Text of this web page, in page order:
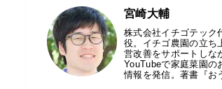
宮崎大輔
株式会社イチゴテック
役。イチゴ農園の立ち
営改善をサポートしな
YouTubeで家庭菜園の
情報を発信。著書『お